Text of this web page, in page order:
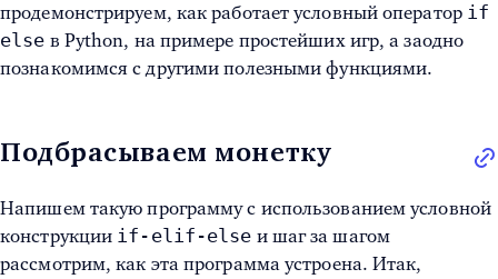
продемонстрируем, как работаетусловный оператор if
else в Python, на примере простейших игр, а заодно
познакомимся с другими полезными функциями.
Подбрасываем монетку
Напишем такую программу с использованием условной
конструкции if-elif-else и шаг за шагом
рассмотрим, как эта программа устроена. Итак,